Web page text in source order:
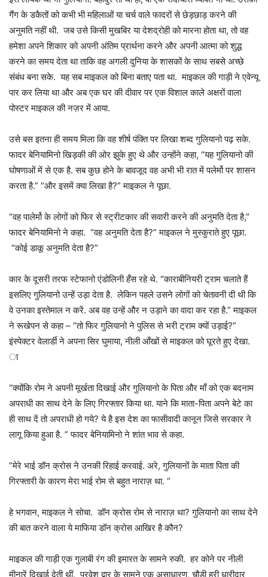
गैंग के डकैतों को कभी भी महिलाओं या चर्च वाले फादरों से छेड़छाड़ करने की
अनुमति नहीं थी. जब उसे किसी मुखबिर या देशद्रोही को मारना होता था, तो वह
हमेशा अपने शिकार को अपनी अंतिम प्रार्थना करने और अपनी आत्मा को शुद्ध
करने का समय देता था ताकि वह अगली दुनिया के शासकों के साथ सबसे अच्छे
संबंध बना सके. यह सब माइकल को बिना बताए पता था. माइकल की गाड़ी ने एवेन्यू
पार कर लिया था और अब एक घर की दीवार पर एक विशाल काले अक्षरों वाला
पोस्टर माइकल की नज़र में आया.
उसे बस इतना ही समय मिला कि वह शीर्ष पंक्ति पर लिखा शब्द गुलियानो पढ़ सके.
फादर बेनियामिनो खिड़की की ओर झुके हुए थे और उन्होंने कहा, “यह गुलियानो की
घोषणाओं में से एक है. सब कुछ होने के बावजूद वह अभी भी रात में पलेर्मो पर शासन
करता है.” “और इसमें क्या लिखा है?” माइकल ने पूछा.
“वह पालेर्मो के लोगों को फिर से स्ट्रीटकार की सवारी करने की अनुमति देता है,”
फादर बेनियामिनो ने कहा. “वह अनुमति देता है?” माइकल ने मुस्कुराते हुए पूछा.
“कोई डाकू अनुमति देता है?”
कार के दूसरी तरफ स्टेफानो एंडोलिनी हँस रहे थे. “काराबीनियरी ट्राम चलाते हैं
इसलिए गुलियानो उन्हें उड़ा देता है. लेकिन पहले उसने लोगों को चेतावनी दी थी कि
वे उनका इस्तेमाल न करें. अब वह उन्हें और न उड़ाने का वादा कर रहा है.” माइकल
ने रूखेपन से कहा – “तो फिर गुलियानो ने पुलिस से भरी ट्राम क्यों उड़ाई?”
इंस्पेक्टर वेलार्डी ने अपना सिर घुमाया, नीली आँखों से माइकल को घूरते हुए देखा.
ा
“क्योंकि रोम ने अपनी मूर्खता दिखाई और गुलियानो के पिता और माँ को एक बदनाम
अपराधी का साथ देने के लिए गिरफ्तार किया था. याने कि माता-पिता अपने बेटे का
ही साथ दें तो अपराधी हो गये? ये है इस देश का फासीवादी कानून जिसे सरकार ने
लागू किया हुआ है. ” फादर बेनियामिनो ने शांत भाव से कहा.
“मेरे भाई डॉन क्रोस ने उनकी रिहाई करवाई. अरे, गुलियानों के माता पिता की
गिरफ्तारी के कारण मेरा भाई रोम से बहुत नाराज़ था. “
हे भगवान, माइकल ने सोचा. डॉन क्रोस रोम से नाराज़ था? गुलियानो का साथ देने
की बात करने वाला ये माफिया डॉन क्रोस आखिर है कौन?
माइकल की गाड़ी एक गुलाबी रंग की इमारत के सामने रुकी. हर कोने पर नीली
मीनारें दिखाई देती थीं. प्रवेश द्वार के सामने एक असाधारण, चौड़ी हरी धारीदार